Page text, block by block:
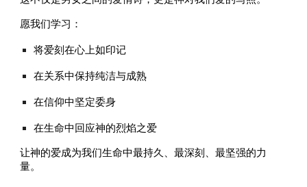
愿我们学习：
将爱刻在心上如印记
在关系中保持纯洁与成熟
在信仰中坚定委身
在生命中回应神的烈焰之爱
让神的爱成为我们生命中最持久、最深刻、最坚强的力
量。